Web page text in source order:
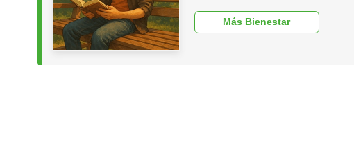
Más Bienestar